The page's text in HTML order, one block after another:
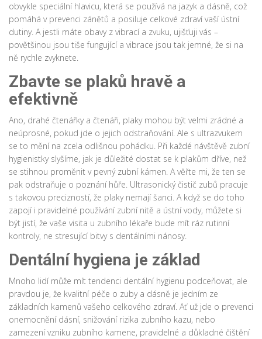
obvykle speciální hlavicu, která se používá na jazyk a dásně, což
pomáhá v prevenci zánětů a posiluje celkové zdraví vaší ústní
dutiny. A jestli máte obavy z vibrací a zvuku, ujišťuji vás –
povětšinou jsou tiše fungující a vibrace jsou tak jemné, že si na
ně rychle zvyknete.
Zbavte se plaků hravě a
efektivně
Ano, drahé čtenářky a čtenáři, plaky mohou být velmi zrádné a
neúprosné, pokud jde o jejich odstraňování. Ale s ultrazvukem
se to mění na zcela odlišnou pohádku. Při každé návštěvě zubní
hygienistky slyšíme, jak je důležité dostat se k plakům dříve, než
se stihnou proměnit v pevný zubní kámen. A věřte mi, že ten se
pak odstraňuje o poznání hůře. Ultrasonický čistič zubů pracuje
s takovou precizností, že plaky nemají šanci. A když se do toho
zapojí i pravidelné používání zubní nitě a ústní vody, můžete si
být jistí, že vaše visita u zubního lékaře bude mít ráz rutinní
kontroly, ne stresující bitvy s dentálními nánosy.
Dentální hygiena je základ
Mnoho lidí může mít tendenci dentální hygienu podceňovat, ale
pravdou je, že kvalitní péče o zuby a dásně je jedním ze
základních kamenů vašeho celkového zdraví. Ať už jde o prevenci
onemocnění dásní, snižování rizika zubního kazu, nebo
zamezení vzniku zubního kamene, pravidelné a důkladné čištění